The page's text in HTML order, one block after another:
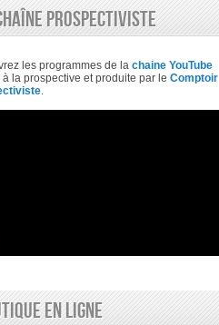
PROSPECTIVISTE
les programmes de la chaine YouTube
la prospective et produite par le Comptoir
.
EN LIGNE